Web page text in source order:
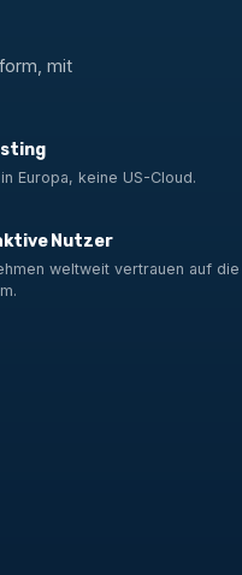
mit
Europa, keine US-Cloud.
Nutzer
weltweit vertrauen auf die